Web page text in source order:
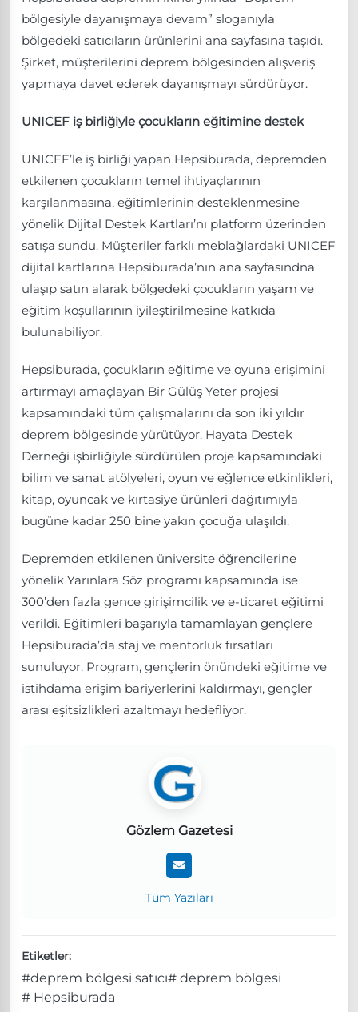
bölgesiyle dayanışmaya devam” sloganıyla
bölgedeki satıcıların ürünlerini ana sayfasına taşıdı.
Şirket, müşterilerini deprem bölgesinden alışveriş
yapmaya davet ederek dayanışmayı sürdürüyor.
UNICEF iş birliğiyle çocukların eğitimine destek
UNICEF’le iş birliği yapan Hepsiburada, depremden
etkilenen çocukların temel ihtiyaçlarının
karşılanmasına, eğitimlerinin desteklenmesine
yönelik Dijital Destek Kartları’nı platform üzerinden
satışa sundu. Müşteriler farklı meblağlardaki UNICEF
dijital kartlarına Hepsiburada’nın ana sayfasındna
ulaşıp satın alarak bölgedeki çocukların yaşam ve
eğitim koşullarının iyileştirilmesine katkıda
bulunabiliyor.
Hepsiburada, çocukların eğitime ve oyuna erişimini
artırmayı amaçlayan Bir Gülüş Yeter projesi
kapsamındaki tüm çalışmalarını da son iki yıldır
deprem bölgesinde yürütüyor. Hayata Destek
Derneği işbirliğiyle sürdürülen proje kapsamındaki
bilim ve sanat atölyeleri, oyun ve eğlence etkinlikleri,
kitap, oyuncak ve kırtasiye ürünleri dağıtımıyla
bugüne kadar 250 bine yakın çocuğa ulaşıldı.
Depremden etkilenen üniversite öğrencilerine
yönelik Yarınlara Söz programı kapsamında ise
300’den fazla gence girişimcilik ve e-ticaret eğitimi
verildi. Eğitimleri başarıyla tamamlayan gençlere
Hepsiburada’da staj ve mentorluk fırsatları
sunuluyor. Program, gençlerin önündeki eğitime ve
istihdama erişim bariyerlerini kaldırmayı, gençler
arası eşitsizlikleri azaltmayı hedefliyor.
Gözlem Gazetesi
Tüm Yazıları
Etiketler:
#deprem bölgesi satıcı# deprem bölgesi
# Hepsiburada